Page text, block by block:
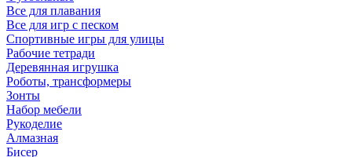
Все для плавания
Все для игр с песком
Спортивные игры для улицы
Рабочие тетради
Деревянная игрушка
Роботы, трансформеры
Зонты
Набор мебели
Рукоделие
Алмазная
Бисер